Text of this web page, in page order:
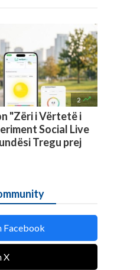
2 
"Zëri i Vërtetë i
Social Live
Tregu prej
Facebook
X